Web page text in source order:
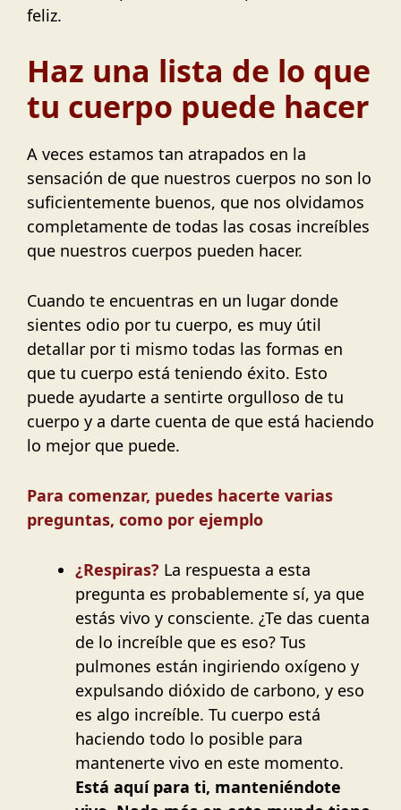
feliz.
Haz una lista de lo que
tu cuerpo puede hacer
A veces estamos tan atrapados en la
sensación de que nuestros cuerpos no son lo
suficientemente buenos, que nos olvidamos
completamente de todas las cosas increíbles
que nuestros cuerpos pueden hacer.
Cuando te encuentras en un lugar donde
sientes odio por tu cuerpo, es muy útil
detallar por ti mismo todas las formas en
que tu cuerpo está teniendo éxito. Esto
puede ayudarte a sentirte orgulloso de tu
cuerpo y a darte cuenta de que está haciendo
lo mejor que puede.
Para comenzar, puedes hacerte varias
preguntas, como por ejemplo
¿Respiras? La respuesta a esta
pregunta es probablemente sí, ya que
estás vivo y consciente. ¿Te das cuenta
de lo increíble que es eso? Tus
pulmones están ingiriendo oxígeno y
expulsando dióxido de carbono, y eso
es algo increíble. Tu cuerpo está
haciendo todo lo posible para
mantenerte vivo en este momento.
Está aquí para ti, manteniéndote